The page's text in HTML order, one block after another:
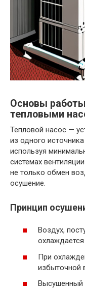
Основы
тепловыми
Тепловой насос —
из одного
используя
системах
не только обмен
осушение.
Принцип
Воздух,
При
избыточной
Высушенный